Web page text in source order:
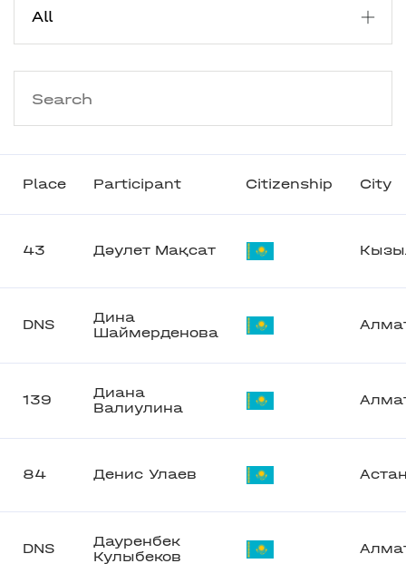
Place Participant Citizenship City
43 Дәулет Мақсат
DNS
Дина
Шаймерденова
139
Диана
Валиулина
84 Денис Улаев
DNS
Дауренбек
Кулыбеков